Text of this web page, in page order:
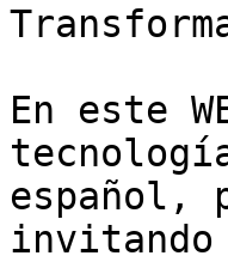
En este
español,
invitando